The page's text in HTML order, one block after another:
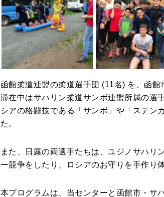
函館柔道連盟の柔道選手団 (11名) を、函
滞在中はサハリン柔道サンボ連盟所属の選
シアの格闘技である「サンボ」や「ステン
た。
また、日露の両選手たちは、ユジノサハリ
ー競争をしたり、ロシアのお守りを手作り
本プログラムは、当センターと函館市・サ